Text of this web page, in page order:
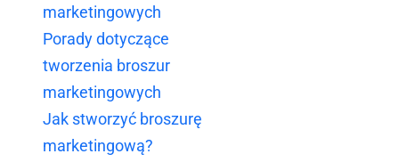
marketingowych
Porady dotyczące
tworzenia broszur
marketingowych
Jak stworzyć broszurę
marketingową?